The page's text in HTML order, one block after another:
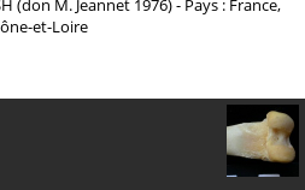
(don M. Jeannet 1976) - Pays : France,
et-Loire